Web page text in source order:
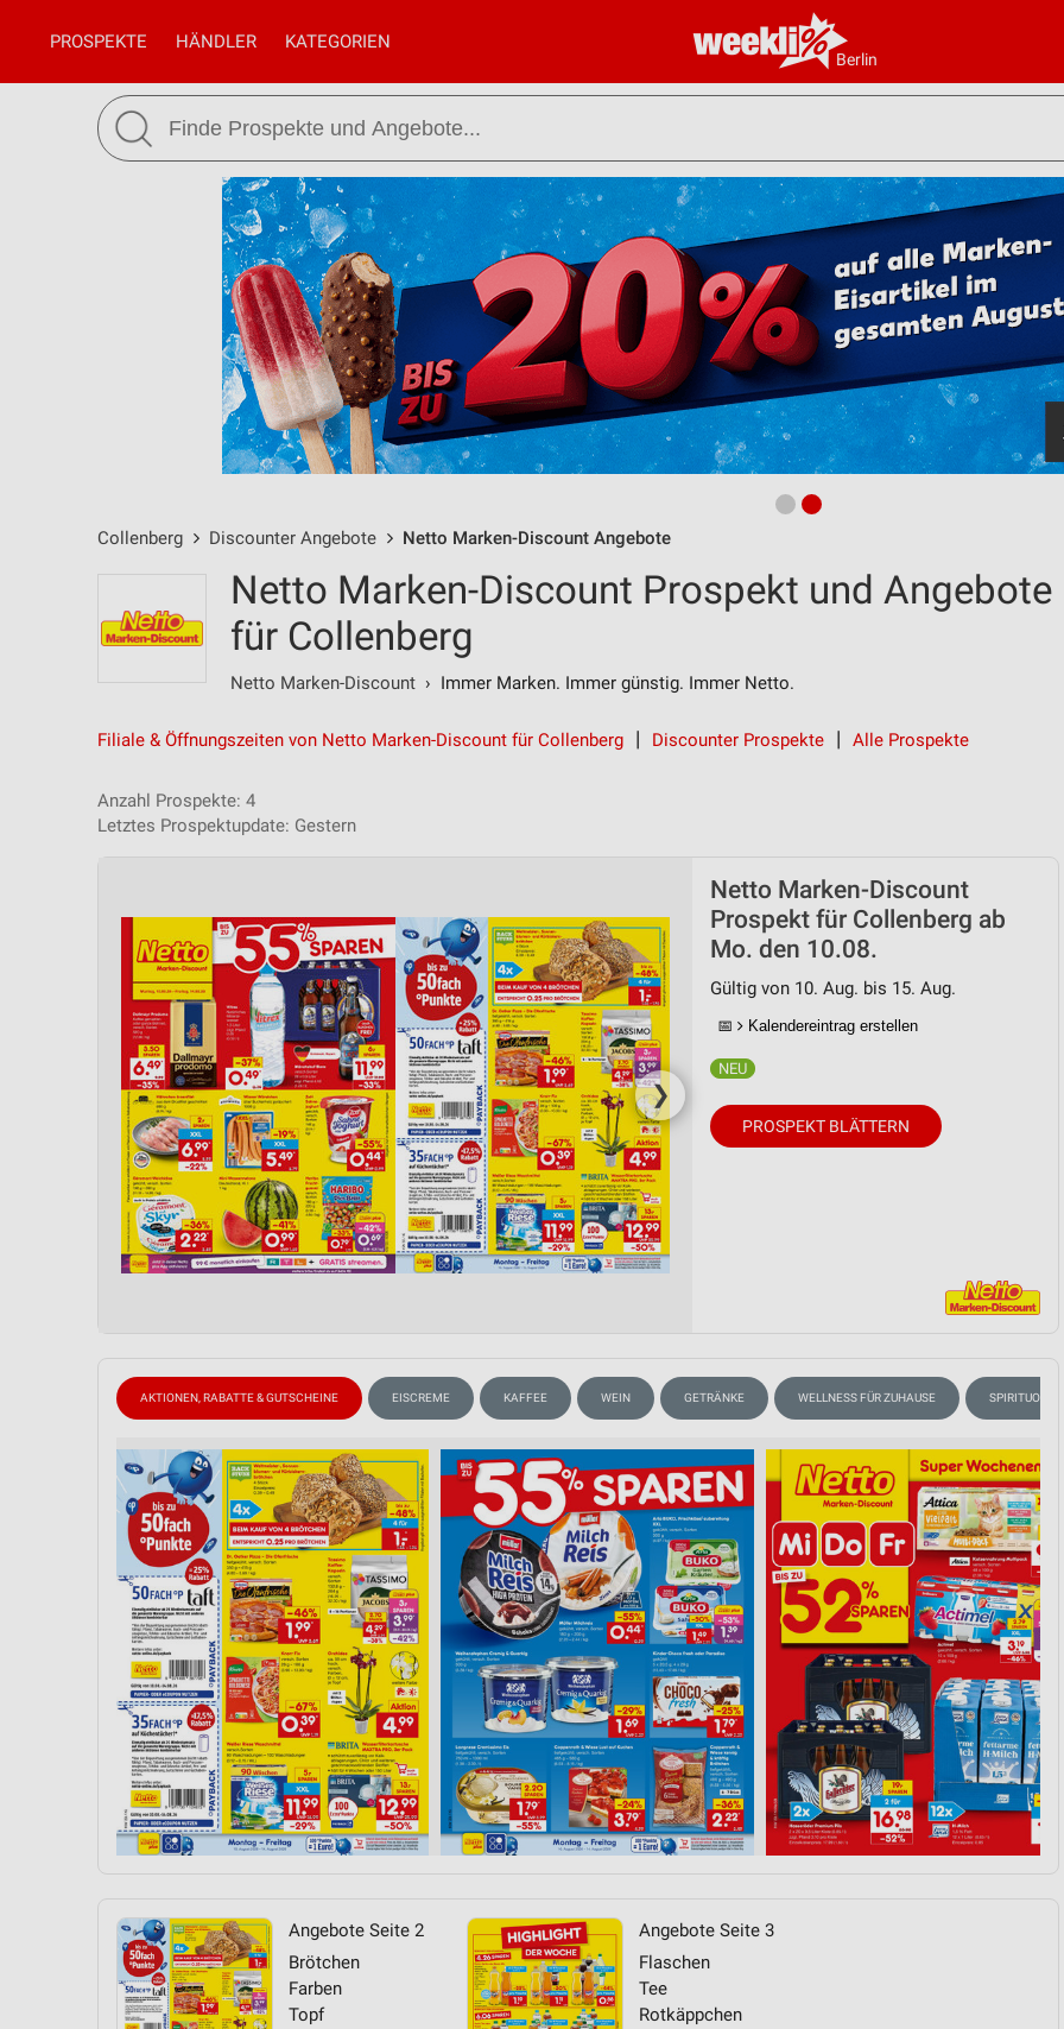
Berlin
PROSPEKTE HÄNDLER KATEGORIEN
Collenberg Discounter Angebote Netto Marken-Discount Angebote
Netto Marken-Discount Prospekt und Angebote
für Collenberg
Netto Marken-Discount › Immer Marken. Immer günstig. Immer Netto.
Filiale & Öffnungszeiten von Netto Marken-Discount für Collenberg Discounter Prospekte Alle Prospekte
Anzahl Prospekte: 4
Letztes Prospektupdate: Gestern
❯
Netto Marken-Discount
Prospekt für Collenberg ab
Mo. den 10.08.
Gültig von 10. Aug. bis 15. Aug.
📅 Kalendereintrag erstellen
PROSPEKT BLÄTTERN
AKTIONEN, RABATTE & GUTSCHEINE EISCREME KAFFEE WEIN GETRÄNKE WELLNESS FÜR ZUHAUSE SPIRITUOSEN
Angebote Seite 2
Brötchen
Farben
Topf
Angebote Seite 3
Flaschen
Tee
Rotkäppchen